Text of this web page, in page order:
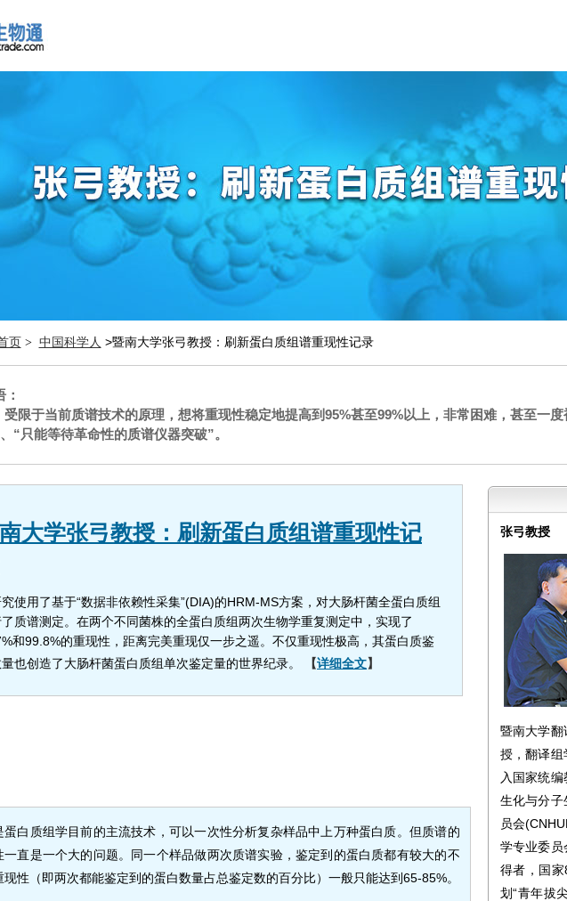
页 > 中国科学人 >暨南大学张弓教授：刷新蛋白质组谱重现性记录
：
受限于当前质谱技术的原理，想将重现性稳定地提高到95%甚至99%以上，非常困难，甚至一
“只能等待革命性的质谱仪器突破”。
大学张弓教授：刷新蛋白质组谱重现性记
使用了基于“数据非依赖性采集”(DIA)的HRM-MS方案，对大肠杆菌全蛋白质组
质谱测定。在两个不同菌株的全蛋白质组两次生物学重复测定中，实现了
和99.8%的重现性，距离完美重现仅一步之遥。不仅重现性极高，其蛋白质鉴
也创造了大肠杆菌蛋白质组单次鉴定量的世界纪录。
【详细全文】
蛋白质组学目前的主流技术，可以一次性分析复杂样品中上万种蛋白质。但质谱的
一直是一个大的问题。同一个样品做两次质谱实验，鉴定到的蛋白质都有较大的不
现性（即两次都能鉴定到的蛋白数量占总鉴定数的百分比）一般只能达到65-85%。
张弓教授
暨南大学翻
授，翻译
入国家统
生化与分
员会
学专业委
得者，国
划“青年拔